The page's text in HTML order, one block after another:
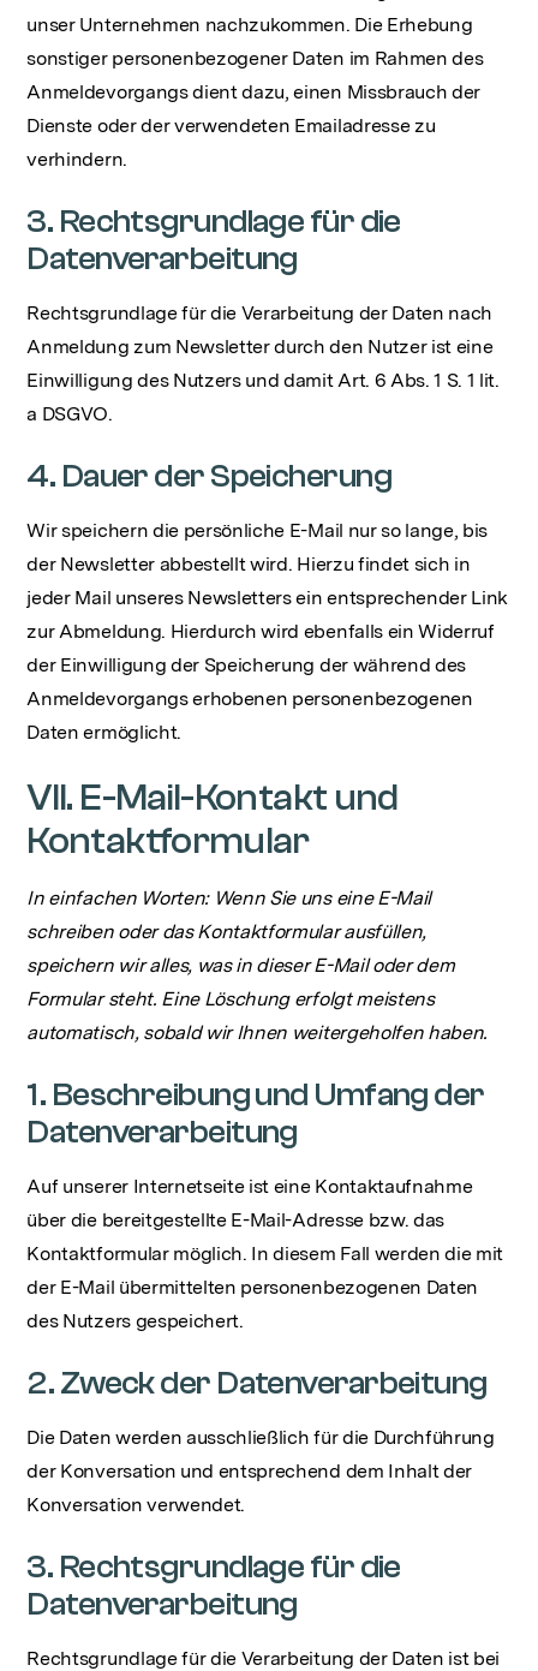
unser Unternehmen nachzukommen. Die Erhebung
sonstiger personenbezogener Daten im Rahmen des
Anmeldevorgangs dient dazu, einen Missbrauch der
Dienste oder der verwendeten Emailadresse zu
verhindern.
3. Rechtsgrundlage für die
Datenverarbeitung
Rechtsgrundlage für die Verarbeitung der Daten nach
Anmeldung zum Newsletter durch den Nutzer ist eine
Einwilligung des Nutzers und damit Art. 6 Abs. 1 S. 1 lit.
a DSGVO.
4. Dauer der Speicherung
‍Wir speichern die persönliche E-Mail nur so lange, bis
der Newsletter abbestellt wird. Hierzu findet sich in
jeder Mail unseres Newsletters ein entsprechender Link
zur Abmeldung. Hierdurch wird ebenfalls ein Widerruf
der Einwilligung der Speicherung der während des
Anmeldevorgangs erhobenen personenbezogenen
Daten ermöglicht.
VII. E-Mail-Kontakt‍ und
Kontaktformular
In einfachen Worten: Wenn Sie uns eine E-Mail
schreiben oder das Kontaktformular ausfüllen,
speichern wir alles, was in dieser E-Mail oder dem
Formular steht. Eine Löschung erfolgt meistens
automatisch, sobald wir Ihnen weitergeholfen haben.
1. Beschreibung und Umfang der
Datenverarbeitung
Auf unserer Internetseite ist eine Kontaktaufnahme
über die bereitgestellte E-Mail-Adresse bzw. das
Kontaktformular möglich. In diesem Fall werden die mit
der E-Mail übermittelten personenbezogenen Daten
des Nutzers gespeichert.
2. Zweck der Datenverarbeitung
Die Daten werden ausschließlich für die Durchführung
der Konversation und entsprechend dem Inhalt der
Konversation verwendet.
3. Rechtsgrundlage für die
Datenverarbeitung
Rechtsgrundlage für die Verarbeitung der Daten ist bei